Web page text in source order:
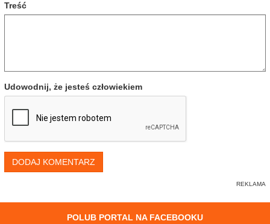
Treść
Udowodnij, że jesteś człowiekiem
DODAJ KOMENTARZ
POLUB PORTAL NA FACEBOOKU